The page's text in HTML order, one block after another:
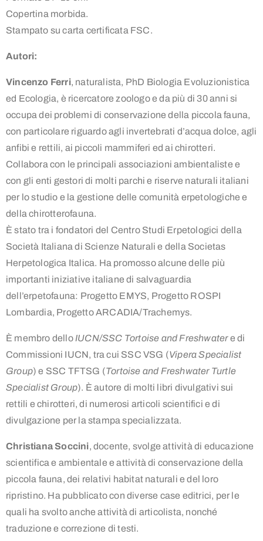
Copertina morbida.
Stampato su carta certificata FSC.
Autori:
Vincenzo Ferri, naturalista, PhD Biologia Evoluzionistica
ed Ecologia, è ricercatore zoologo e da più di 30 anni si
occupa dei problemi di conservazione della piccola fauna,
con particolare riguardo agli invertebrati d’acqua dolce, agli
anfibi e rettili, ai piccoli mammiferi ed ai chirotteri.
Collabora con le principali associazioni ambientaliste e
con gli enti gestori di molti parchi e riserve naturali italiani
per lo studio e la gestione delle comunità erpetologiche e
della chirotterofauna.
È stato tra i fondatori del Centro Studi Erpetologici della
Società Italiana di Scienze Naturali e della Societas
Herpetologica Italica. Ha promosso alcune delle più
importanti iniziative italiane di salvaguardia
dell’erpetofauna: Progetto EMYS, Progetto ROSPI
Lombardia, Progetto ARCADIA/Trachemys.
È membro delloIUCN/SSC Tortoise and Freshwatere di
Commissioni IUCN, tra cui SSC VSG (Vipera Specialist
Group) e SSC TFTSG (Tortoise and Freshwater Turtle
Specialist Group). È autore di molti libri divulgativi sui
rettili e chirotteri, di numerosi articoli scientifici e di
divulgazione per la stampa specializzata.
Christiana Soccini, docente, svolge attività di educazione
scientifica e ambientale e attività di conservazione della
piccola fauna, dei relativi habitat naturali e del loro
ripristino. Ha pubblicato con diverse case editrici, per le
quali ha svolto anche attività di articolista, nonché
traduzione e correzione di testi.